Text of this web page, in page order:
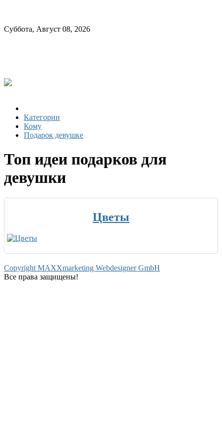
Суббота, Август 08, 2026
Категории
Кому
Подарок девушке
Топ идеи подарков для
девушки
Цветы
Copyright MAXXmarketing Webdesigner GmbH
Все права защищены!